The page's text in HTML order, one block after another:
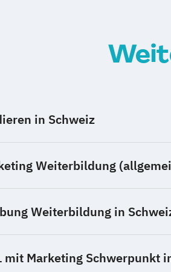
in Schweiz
Weiterbildung
Weiterbildung in
mit Marketing Schwerpunkt